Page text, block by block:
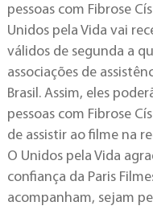
pessoas com Fibrose
Unidos pela Vida vai
válidos de segunda a
associações de
Brasil. Assim, eles
pessoas com Fibrose
de assistir ao filme na
O Unidos pela Vida
confiança da Paris
acompanham, sejam